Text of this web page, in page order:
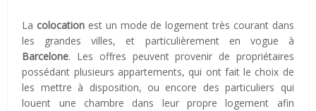
La colocation est un mode de logement très courant dans
les grandes villes, et particulièrement en vogue à
Barcelone. Les offres peuvent provenir de propriétaires
possédant plusieurs appartements, qui ont fait le choix de
les mettre à disposition, ou encore des particuliers qui
louent une chambre dans leur propre logement afin